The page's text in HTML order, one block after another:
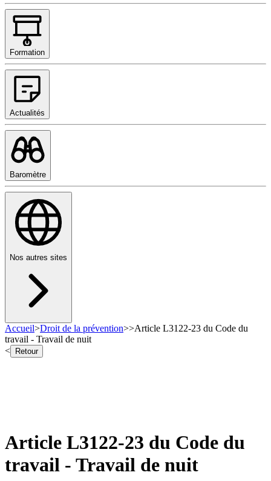
Formation
Actualités
Baromètre
Nos autres sites
Accueil>Droit de la prévention>>Article L3122-23 du Code du
travail - Travail de nuit
<
Retour
Article L3122-23 du Code du
travail - Travail de nuit